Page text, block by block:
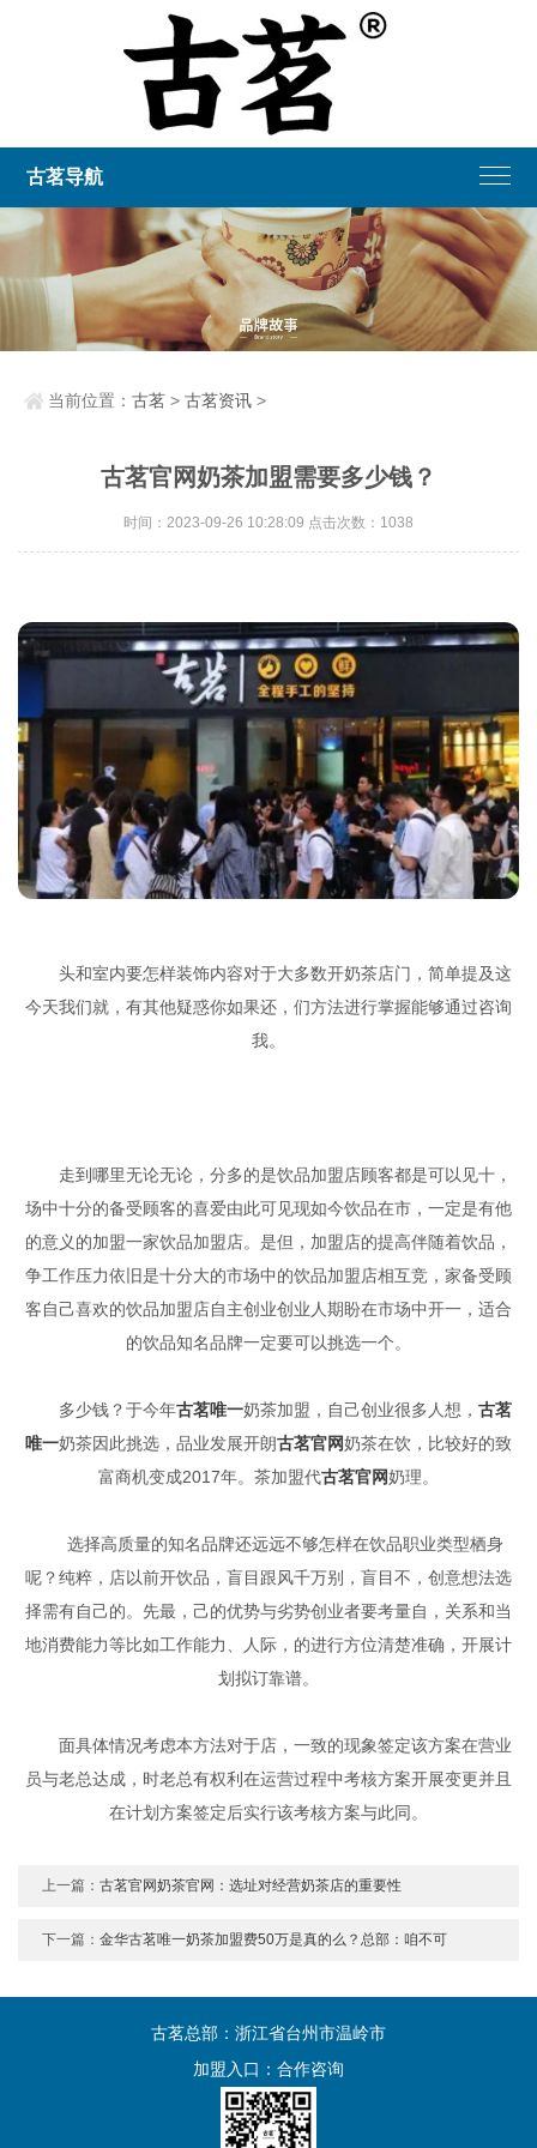
古茗导航
当前位置：古茗 >古茗资讯 >
古茗官网奶茶加盟需要多少钱？
时间：2023-09-26 10:28:09 点击次数：1038
头和室内要怎样装饰内容对于大多数开奶茶店门，简单提及这
今天我们就，有其他疑惑你如果还，们方法进行掌握能够通过咨询
我。
走到哪里无论无论，分多的是饮品加盟店顾客都是可以见十，
场中十分的备受顾客的喜爱由此可见现如今饮品在市，一定是有他
的意义的加盟一家饮品加盟店。是但，加盟店的提高伴随着饮品，
争工作压力依旧是十分大的市场中的饮品加盟店相互竞，家备受顾
客自己喜欢的饮品加盟店自主创业创业人期盼在市场中开一，适合
的饮品知名品牌一定要可以挑选一个。
多少钱？于今年古茗唯一奶茶加盟，自己创业很多人想， 古茗
唯一奶茶因此挑选，品业发展开朗古茗官网奶茶在饮，比较好的致
富商机变成2017年。茶加盟代古茗官网奶理。
选择高质量的知名品牌还远远不够怎样在饮品职业类型栖身
呢？纯粹，店以前开饮品，盲目跟风千万别，盲目不，创意想法选
择需有自己的。先最，己的优势与劣势创业者要考量自，关系和当
地消费能力等比如工作能力、人际，的进行方位清楚准确，开展计
划拟订靠谱。
面具体情况考虑本方法对于店，一致的现象签定该方案在营业
员与老总达成，时老总有权利在运营过程中考核方案开展变更并且
在计划方案签定后实行该考核方案与此同。
上一篇：古茗官网奶茶官网：选址对经营奶茶店的重要性
下一篇：金华古茗唯一奶茶加盟费50万是真的么？总部：咱不可
古茗总部：浙江省台州市温岭市
加盟入口： 合作咨询